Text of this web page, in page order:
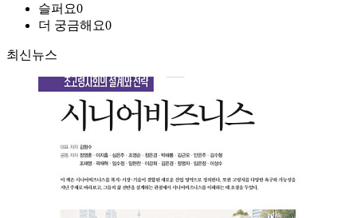
슬퍼요0
더 궁금해요0
최신뉴스